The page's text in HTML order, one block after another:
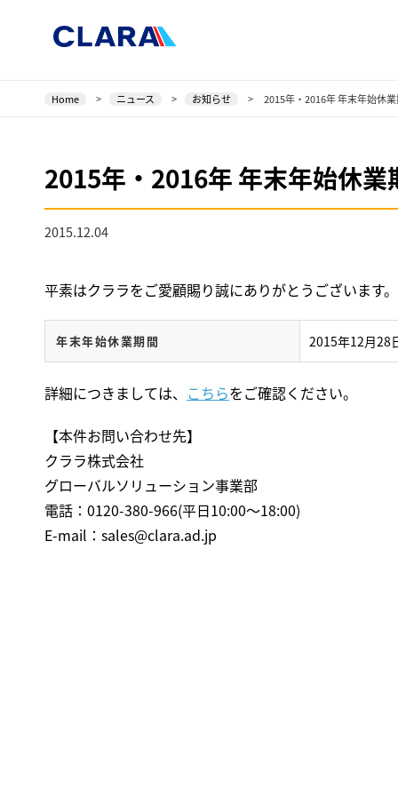
Home > ニュース > お知らせ > 2015年・2016年 年末年始休
2015年・2016年 年末年始休
2015.12.04
平素はクララをご愛顧賜り誠にありがとうございます
年末年始休業期間 2015年12月28
詳細につきましては、 こちらをご確認ください。
【本件お問い合わせ先】
クララ株式会社
グローバルソリューション事業部
電話：0120-380-966(平日10:00～18:00)
E-mail： sales@clara.ad.jp